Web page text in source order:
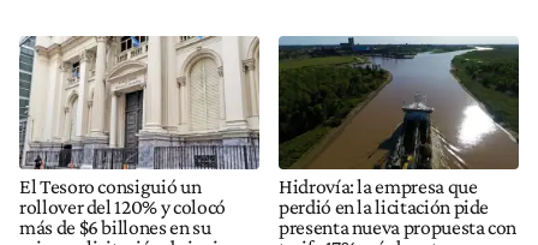
El Tesoro consiguió un
rollover del 120% y colocó
más de $6 billones en su
Hidrovía: la empresa que
perdió en la licitación pide
presenta nueva propuesta con